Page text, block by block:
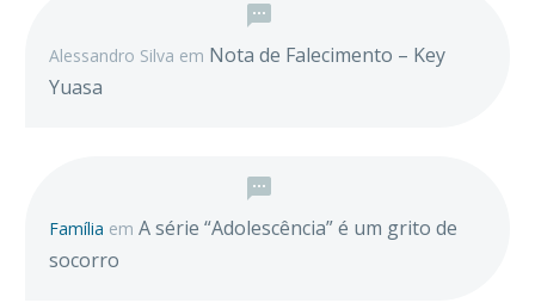
Alessandro Silva em Nota de Falecimento – Key
Yuasa
Família em A série “Adolescência” é um grito de
socorro